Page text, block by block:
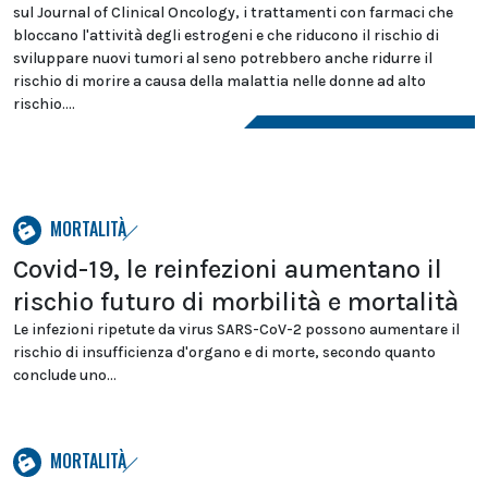
sul Journal of Clinical Oncology, i trattamenti con farmaci che
bloccano l'attività degli estrogeni e che riducono il rischio di
sviluppare nuovi tumori al seno potrebbero anche ridurre il
rischio di morire a causa della malattia nelle donne ad alto
rischio....
MORTALITÀ
Covid-19, le reinfezioni aumentano il
rischio futuro di morbilità e mortalità
Le infezioni ripetute da virus SARS-CoV-2 possono aumentare il
rischio di insufficienza d'organo e di morte, secondo quanto
conclude uno...
MORTALITÀ